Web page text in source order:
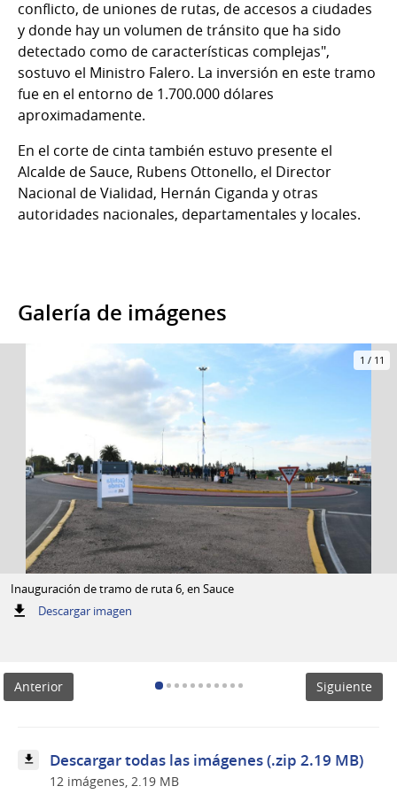
conflicto, de uniones de rutas, de accesos a ciudades
y donde hay un volumen de tránsito que ha sido
detectado como de características complejas",
sostuvo el Ministro Falero. La inversión en este tramo
fue en el entorno de 1.700.000 dólares
aproximadamente.
En el corte de cinta también estuvo presente el
Alcalde de Sauce, Rubens Ottonello, el Director
Nacional de Vialidad, Hernán Ciganda y otras
autoridades nacionales, departamentales y locales.
Galería de imágenes
1 / 11
Inauguración de tramo de ruta 6, en Sauce
Descargar imagen:
Anterior Siguiente
Descargar todas las imágenes (.zip 2.19 MB)
12 imágenes, 2.19 MB